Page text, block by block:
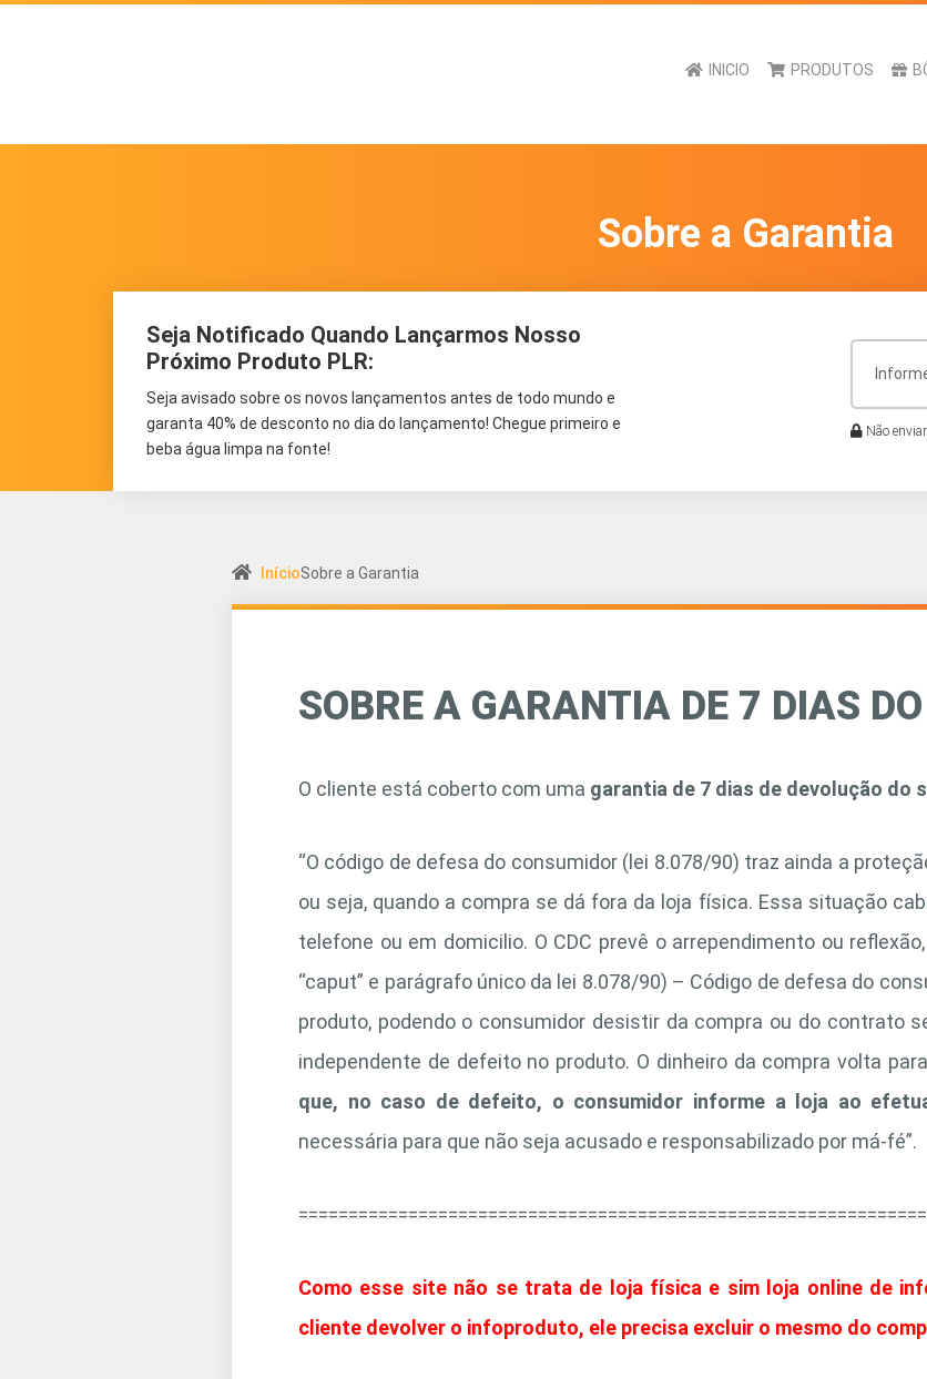
INICIO PRODUTOS
Sobre a Garantia
Seja Notificado Quando Lançarmos Nosso
Próximo Produto PLR:
Seja avisado sobre os novos lançamentos antes de todo mundo e
garanta 40% de desconto no dia do lançamento! Chegue primeiro e
beba água limpa na fonte!
Não
InícioSobre a Garantia
SOBRE A GARANTIA DE 7 DIAS
O cliente está coberto com uma garantia de 7 dias de devolução do
“O código de defesa do consumidor (lei 8.078/90) traz ainda a
ou seja, quando a compra se dá fora da loja física. Essa situação
telefone ou em domicilio. O CDC prevê o arrependimento ou
“caput” e parágrafo único da lei 8.078/90) – Código de defesa do
produto, podendo o consumidor desistir da compra ou do contrato
independente de defeito no produto. O dinheiro da compra volta
que, no caso de defeito, o consumidor informe a loja ao
necessária para que não seja acusado e responsabilizado por má-fé”.
Como esse site não se trata de loja física e sim loja online de
cliente devolver o infoproduto, ele precisa excluir o mesmo do